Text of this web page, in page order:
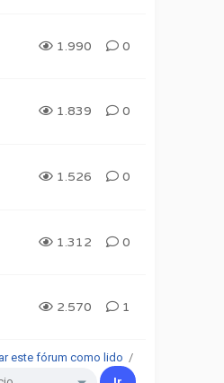
1.990 0
1.839 0
1.526 0
1.312 0
2.570 1
este fórum como lido /